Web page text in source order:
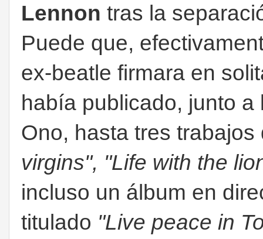
Lennon tras la
Puede que,
ex-beatle firmara en
había publicado, junto
Ono, hasta tres
virgins", "Life with the
incluso un álbum en
titulado "Live peace in